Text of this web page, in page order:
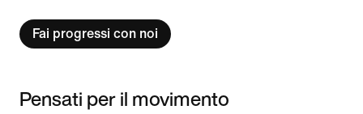
Fai progressi con noi
Pensati per il movimento